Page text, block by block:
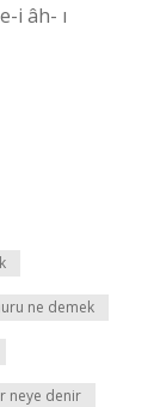
i âh- ı
ne demek
neye denir